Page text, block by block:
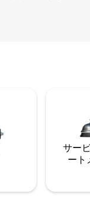
サー
ート